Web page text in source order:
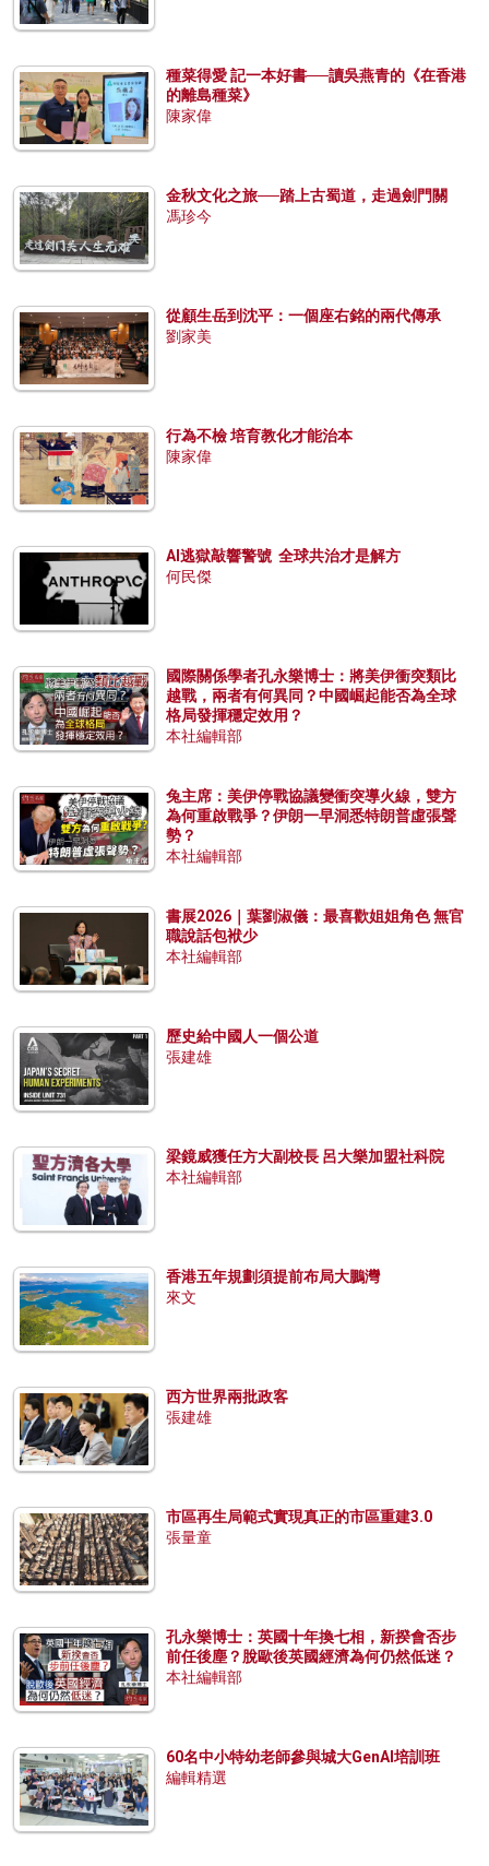
種菜得愛 記一本好書──讀吳燕青的《在香港
的離島種菜》
陳家偉
金秋文化之旅──踏上古蜀道，走過劍門關
馮珍今
從顧生岳到沈平：一個座右銘的兩代傳承
劉家美
行為不檢 培育教化才能治本
陳家偉
AI逃獄敲響警號 全球共治才是解方
何民傑
國際關係學者孔永樂博士：將美伊衝突類比
越戰，兩者有何異同？中國崛起能否為全球
格局發揮穩定效用？
本社編輯部
兔主席：美伊停戰協議變衝突導火線，雙方
為何重啟戰爭？伊朗一早洞悉特朗普虛張聲
勢？
本社編輯部
書展2026｜葉劉淑儀：最喜歡姐姐角色 無官
職說話包袱少
本社編輯部
歷史給中國人一個公道
張建雄
梁鏡威獲任方大副校長 呂大樂加盟社科院
本社編輯部
香港五年規劃須提前布局大鵬灣
來文
西方世界兩批政客
張建雄
市區再生局範式實現真正的市區重建3.0
張量童
孔永樂博士：英國十年換七相，新揆會否步
前任後塵？脫歐後英國經濟為何仍然低迷？
本社編輯部
60名中小特幼老師參與城大GenAI培訓班
編輯精選